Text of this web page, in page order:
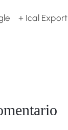
+ Ical Export